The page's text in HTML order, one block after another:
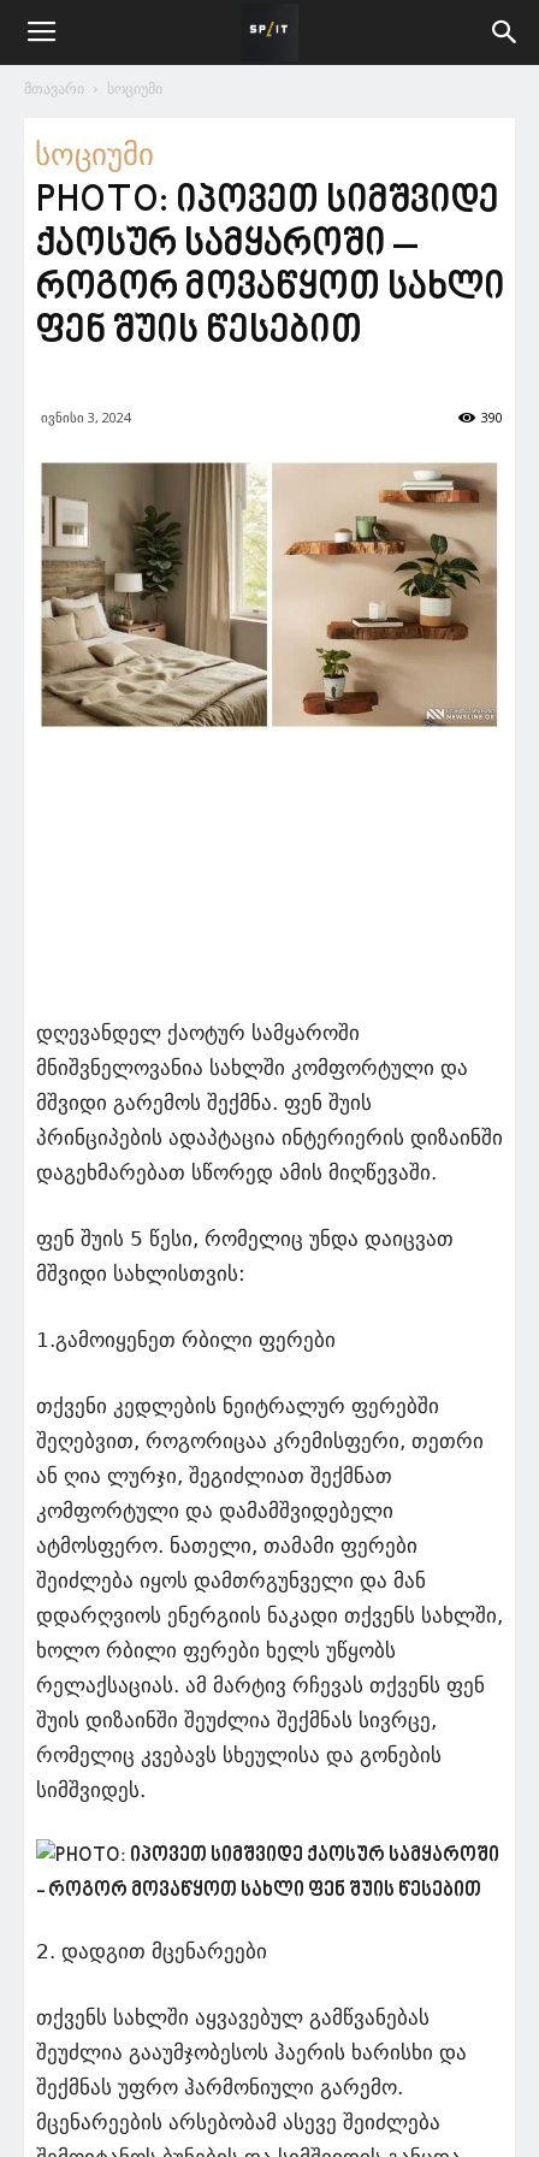
მთავარი სოციუმი
სოციუმი
PHOTO: იპოვეთ სიმშვიდე
ქაოსურ სამყაროში –
როგორ მოვაწყოთ სახლი
ფენ შუის წესებით
ივნისი 3, 2024 390
დღევანდელ ქაოტურ სამყაროში
მნიშვნელოვანია სახლში კომფორტული და
მშვიდი გარემოს შექმნა. ფენ შუის
პრინციპების ადაპტაცია ინტერიერის დიზაინში
დაგეხმარებათ სწორედ ამის მიღწევაში.
ფენ შუის 5 წესი, რომელიც უნდა დაიცვათ
მშვიდი სახლისთვის:
1.გამოიყენეთ რბილი ფერები
თქვენი კედლების ნეიტრალურ ფერებში
შეღებვით, როგორიცაა კრემისფერი, თეთრი
ან ღია ლურჯი, შეგიძლიათ შექმნათ
კომფორტული და დამამშვიდებელი
ატმოსფერო. ნათელი, თამამი ფერები
შეიძლება იყოს დამთრგუნველი და მან
დდარღვიოს ენერგიის ნაკადი თქვენს სახლში,
ხოლო რბილი ფერები ხელს უწყობს
რელაქსაციას. ამ მარტივ რჩევას თქვენს ფენ
შუის დიზაინში შეუძლია შექმნას სივრცე,
რომელიც კვებავს სხეულისა და გონების
სიმშვიდეს.
2. დადგით მცენარეები
თქვენს სახლში აყვავებულ გამწვანებას
შეუძლია გააუმჯობესოს ჰაერის ხარისხი და
შექმნას უფრო ჰარმონიული გარემო.
მცენარეების არსებობამ ასევე შეიძლება